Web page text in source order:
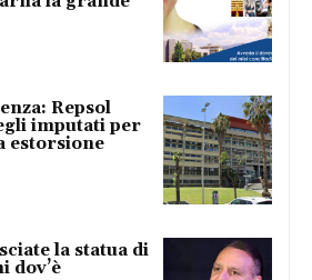
Repsol
imputati per
estorsione
la statua di
dov’è